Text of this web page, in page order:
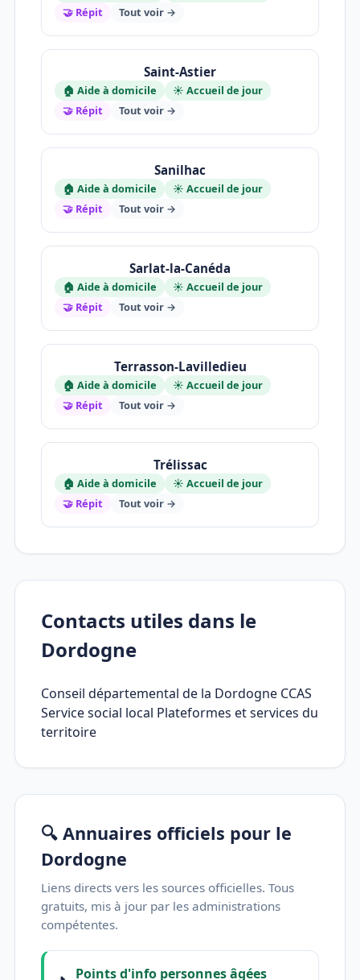
🤝 Répit
Tout voir →
Saint-Astier
🏠 Aide à domicile
☀️ Accueil de jour
🤝 Répit
Tout voir →
Sanilhac
🏠 Aide à domicile
☀️ Accueil de jour
🤝 Répit
Tout voir →
Sarlat-la-Canéda
🏠 Aide à domicile
☀️ Accueil de jour
🤝 Répit
Tout voir →
Terrasson-Lavilledieu
🏠 Aide à domicile
☀️ Accueil de jour
🤝 Répit
Tout voir →
Trélissac
🏠 Aide à domicile
☀️ Accueil de jour
🤝 Répit
Tout voir →
Contacts utiles dans le
Dordogne
Conseil départemental de la Dordogne CCAS
Service social local Plateformes et services du
territoire
🔍 Annuaires officiels pour le
Dordogne
Liens directs vers les sources officielles. Tous
gratuits, mis à jour par les administrations
compétentes.
Points d'info personnes âgées